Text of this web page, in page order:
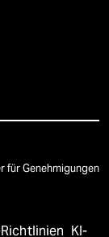
für Genehmigungen
KI-